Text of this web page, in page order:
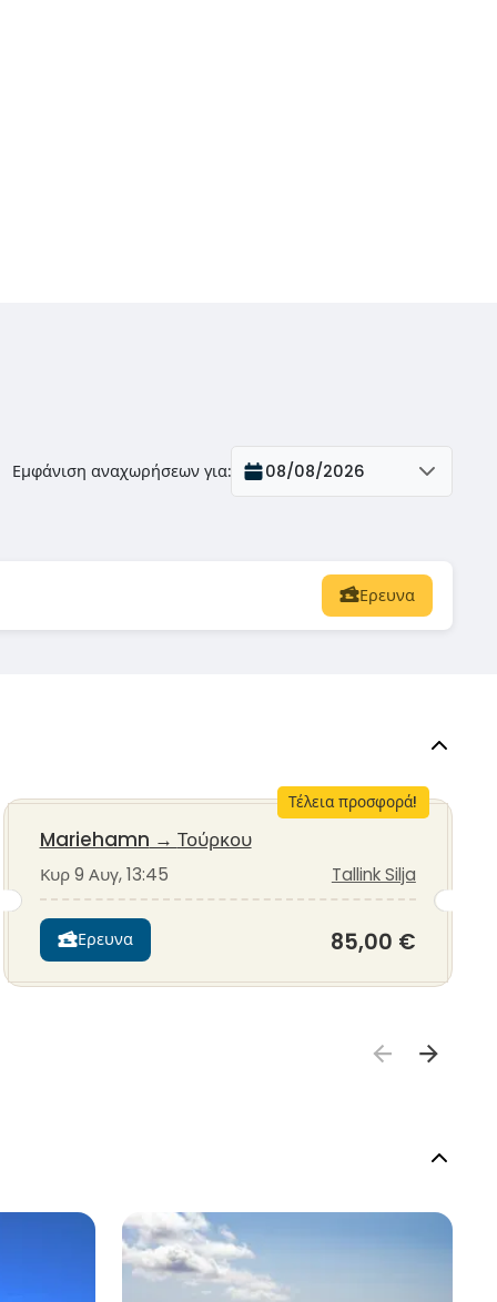
Εμφάνιση αναχωρήσεων για: 08/08/2026
Ερευνα
Τέλεια προσφορά!
Mariehamn → Τούρκου
Κυρ 9 Αυγ, 13:45 Tallink Silja
Ερευνα 85,00 €